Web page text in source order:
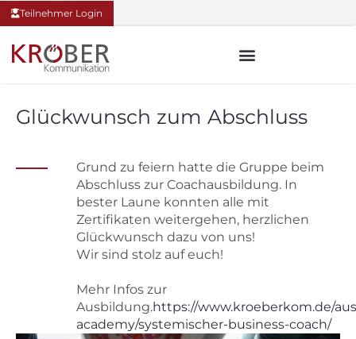
Teilnehmer Login
Glückwunsch zum Abschluss
Grund zu feiern hatte die Gruppe beim
Abschluss zur Coachausbildung. In
bester Laune konnten alle mit
Zertifikaten weitergehen, herzlichen
Glückwunsch dazu von uns!
Wir sind stolz auf euch!
Mehr Infos zur
Ausbildung.https://www.kroeberkom.de/
academy/systemischer-business-coach/